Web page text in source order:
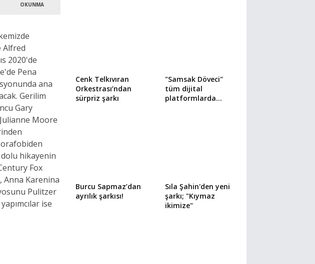
OKUNMA
Alfred
2020'de
Pena
ana
Gerilim
Gary
Moore
hikayenin
Fox
Anna Karenina
Pulitzer
ise
Cenk Telkıvıran
Orkestrası’ndan
sürpriz şarkı
"Samsak Döveci"
tüm dijital
platformlarda
Burcu Sapmaz’dan
ayrılık şarkısı!
Sıla Şahin'den yeni
şarkı; "Kıymaz
ikimize"